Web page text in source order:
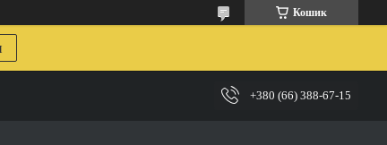
Кошик
+380 (66) 388-67-15